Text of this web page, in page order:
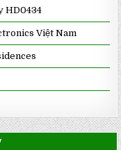
HD0434
Việt Nam